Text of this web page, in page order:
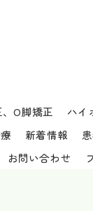
O脚矯正
ハイ
新着情報
お問い合わせ